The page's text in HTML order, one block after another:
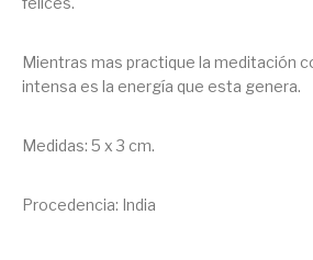
Mientras mas practique la meditación
intensa es la energía que esta genera.
Medidas: 5 x 3 cm.
Procedencia: India